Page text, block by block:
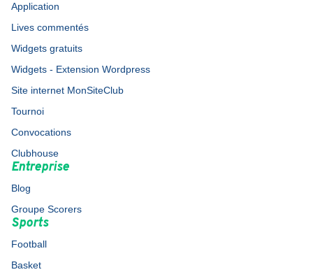
Application
Lives commentés
Widgets gratuits
Widgets - Extension Wordpress
Site internet MonSiteClub
Tournoi
Convocations
Clubhouse
Entreprise
Blog
Groupe Scorers
Sports
Football
Basket